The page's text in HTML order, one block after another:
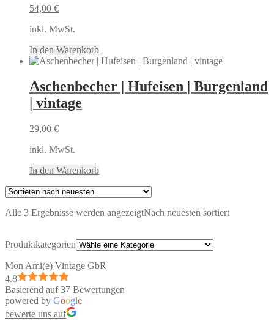
54,00 €
inkl. MwSt.
In den Warenkorb
Aschenbecher | Hufeisen | Burgenland
| vintage
29,00 €
inkl. MwSt.
In den Warenkorb
Alle 3 Ergebnisse werden angezeigtNach neuesten sortiert
Produktkategorien
Mon Ami(e) Vintage GbR
4.8
Basierend auf 37 Bewertungen
powered by Google
bewerte uns auf